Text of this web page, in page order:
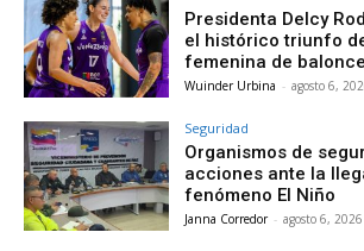
Presidenta Delcy
el histórico triunfo
femenina de
Wuinder Urbina - agosto 6,
Seguridad
Organismos de
acciones ante la
fenómeno El Niño
Janna Corredor - agosto 6, 2026